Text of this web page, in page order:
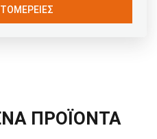
ΠΡΟΪΌΝΤΑ